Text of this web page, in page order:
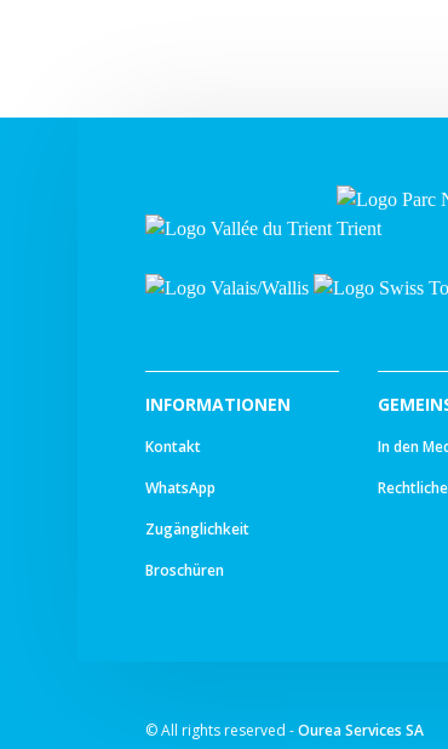
INFORMATIONEN
Kontakt
WhatsApp
Zugänglichkeit
Broschüren
In den
© All rights reserved -Ourea Services SA